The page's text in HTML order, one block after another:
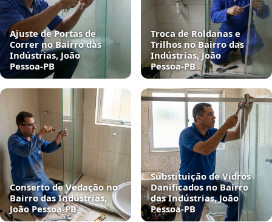
Ajuste de Portas de
Correr no Bairro das
Indústrias, João
Pessoa‑PB
Troca de Roldanas e
Trilhos no Bairro das
Indústrias, João
Pessoa‑PB
Conserto de Vedação no
Bairro das Indústrias,
João Pessoa‑PB
Substituição de Vidros
Danificados no Bairro
das Indústrias, João
Pessoa‑PB